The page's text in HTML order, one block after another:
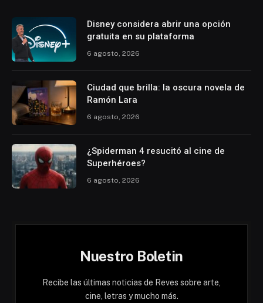
Disney considera abrir una opción
gratuita en su plataforma
6 agosto, 2026
Ciudad que brilla: la oscura novela de
Ramón Lara
6 agosto, 2026
¿Spiderman 4 resucitó al cine de
Superhéroes?
6 agosto, 2026
Nuestro Boletin
Recibe las últimas noticias de Reves sobre arte,
cine, letras y mucho más.